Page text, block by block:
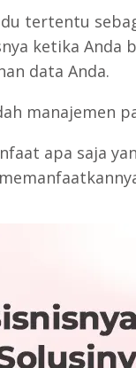
tertentu
ketika
data Anda.
manajemen
apa saja